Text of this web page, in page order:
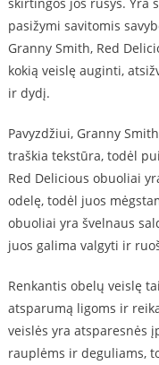
pasižymi savitomis
Granny Smith, Red
kokią veislę auginti,
ir dydį.
Pavyzdžiui, Granny
traškia tekstūra, todėl
Red Delicious obuoliai
odelę, todėl juos
obuoliai yra švelnaus
juos galima valgyti ir
Renkantis obelų veislę
atsparumą ligoms ir
veislės yra atsparesnės
rauplėms ir deguliams,